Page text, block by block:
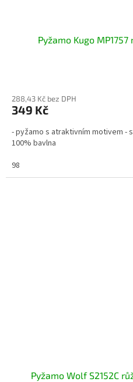
Pyžamo Kugo
288,43 Kč bez DPH
349 Kč
- pyžamo s atraktivním motivem -
100% bavlna
98
Pyžamo Wolf S2152C